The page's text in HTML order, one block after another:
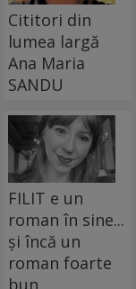
Cititori din
lumea largă
Ana Maria
SANDU
FILIT e un
roman în sine...
și încă un
roman foarte
bun